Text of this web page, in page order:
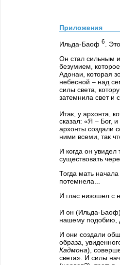
Приложения
Ильда-Баоф 6
.
Он стал сильным
безумием,
Адонаи, которая
небесной – над
силы света,
затемнила свет и
Итак, у архонта,
сказал: «Я – Бог,
архонты создали
ними всеми, так
И когда он увидел
существовать
Тогда мать
потемнела...
И глас низошел с
И он (Ильда-Баоф)
нашему подобию,
И они создали
образа,
Кадмона),
света». И силы